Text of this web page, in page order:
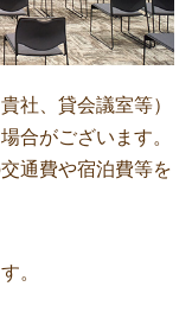
社、貸会議室等）
合がございます。
通費や宿泊費等を
。